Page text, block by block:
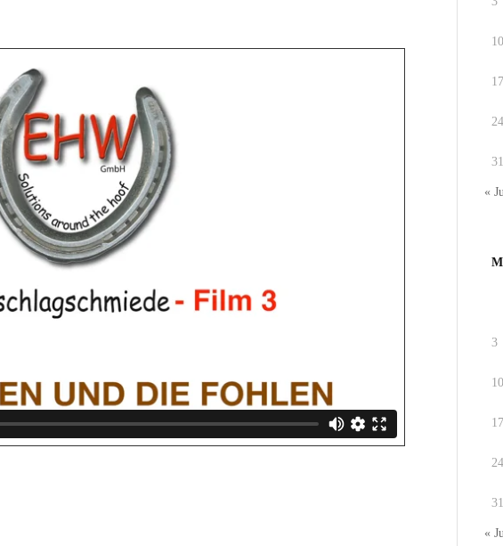
10
17
24
31
«
M
3
10
17
24
31
«